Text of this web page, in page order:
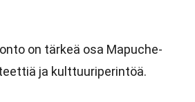
on tärkeä osa Mapuche-
ja kulttuuriperintöä.